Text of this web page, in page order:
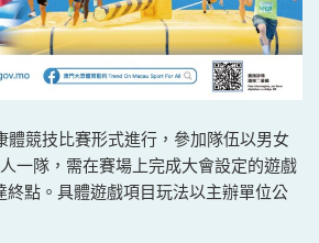
體競技比賽形式進行，參加隊伍以男女
一隊，需在賽場上完成大會設定的遊戲
終點。具體遊戲項目玩法以主辦單位公